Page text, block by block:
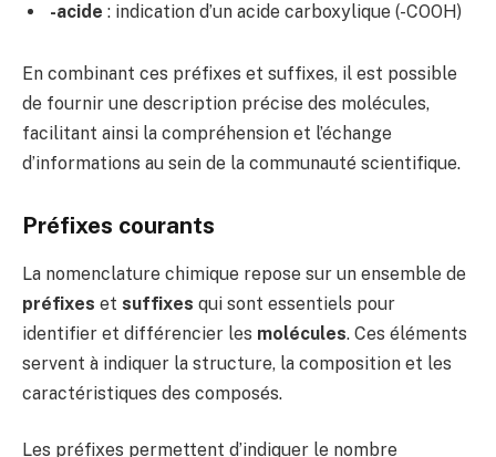
-acide : indication d’un acide carboxylique (-COOH)
En combinant ces préfixes et suffixes, il est possible
de fournir une description précise des molécules,
facilitant ainsi la compréhension et l’échange
d’informations au sein de la communauté scientifique.
Préfixes courants
La nomenclature chimique repose sur un ensemble de
préfixes et suffixes qui sont essentiels pour
identifier et différencier les molécules. Ces éléments
servent à indiquer la structure, la composition et les
caractéristiques des composés.
Les préfixes permettent d’indiquer le nombre